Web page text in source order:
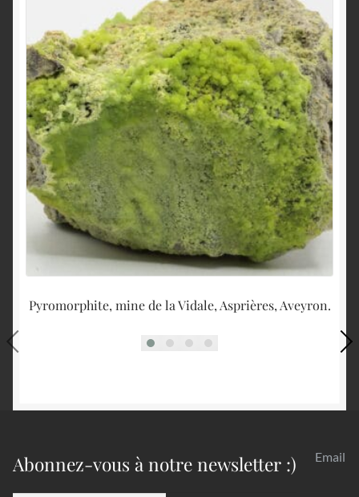
Pyromorphite, mine de la Vidale, Asprières, Aveyron.
Abonnez-vous à notre newsletter :) Email